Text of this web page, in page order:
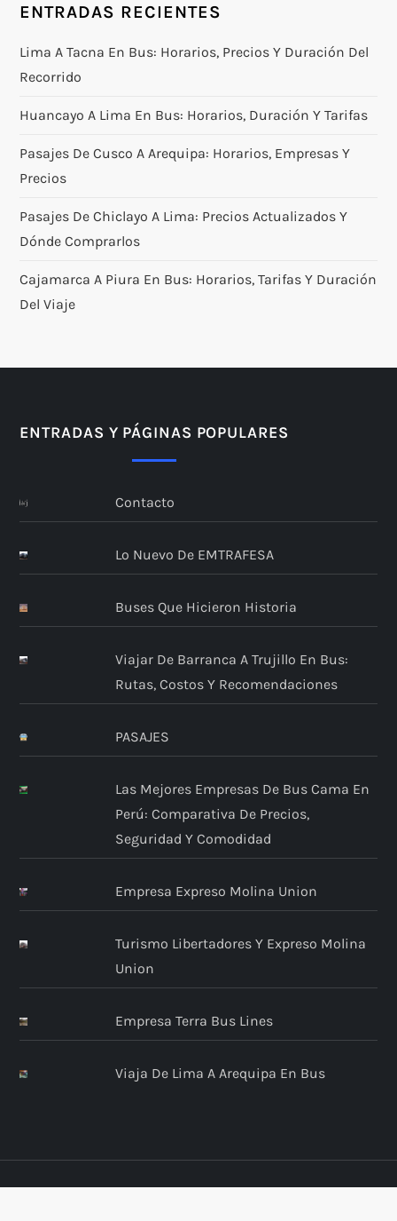
ENTRADAS RECIENTES
Lima A Tacna En Bus: Horarios, Precios Y Duración Del
Recorrido
Huancayo A Lima En Bus: Horarios, Duración Y Tarifas
Pasajes De Cusco A Arequipa: Horarios, Empresas Y
Precios
Pasajes De Chiclayo A Lima: Precios Actualizados Y
Dónde Comprarlos
Cajamarca A Piura En Bus: Horarios, Tarifas Y Duración
Del Viaje
ENTRADAS Y PÁGINAS POPULARES
Contacto
Lo Nuevo De EMTRAFESA
Buses Que Hicieron Historia
Viajar De Barranca A Trujillo En Bus:
Rutas, Costos Y Recomendaciones
PASAJES
Las Mejores Empresas De Bus Cama En
Perú: Comparativa De Precios,
Seguridad Y Comodidad
Empresa Expreso Molina Union
Turismo Libertadores Y Expreso Molina
Union
Empresa Terra Bus Lines
Viaja De Lima A Arequipa En Bus